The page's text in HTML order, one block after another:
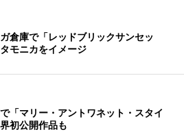
倉庫で「レッドブリックサンセッ
モニカをイメージ
「マリー・アントワネット・スタイ
初公開作品も